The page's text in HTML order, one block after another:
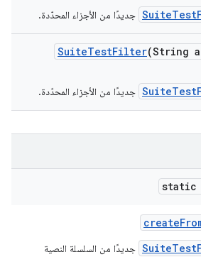
جديدًا من الأجزاء المحدّدة.
SuiteTestFilter(String
جديدًا من الأجزاء المحدّدة.
static
create
جديدًا من السلسلة النصية